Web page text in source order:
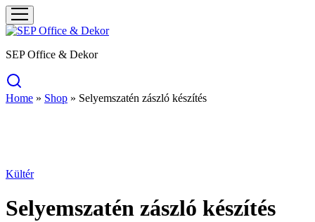
SEP Office & Dekor
Home » Shop » Selyemszatén zászló készítés
Kültér
Selyemszatén zászló készítés